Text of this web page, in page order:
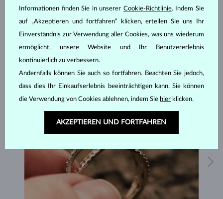
SCHMUCK AUS DEM KLENOTA ATELIER
Informationen finden Sie in unserer Cookie-Richtlinie. Indem Sie
auf „Akzeptieren und fortfahren“ klicken, erteilen Sie uns Ihr
Einverständnis zur Verwendung aller Cookies, was uns wiederum
ermöglicht, unsere Website und Ihr Benutzererlebnis
kontinuierlich zu verbessern.
Andernfalls können Sie auch so fortfahren. Beachten Sie jedoch,
dass dies Ihr Einkaufserlebnis beeinträchtigen kann. Sie können
die Verwendung von Cookies ablehnen, indem Sie hier klicken.
AKZEPTIEREN UND FORTFAHREN